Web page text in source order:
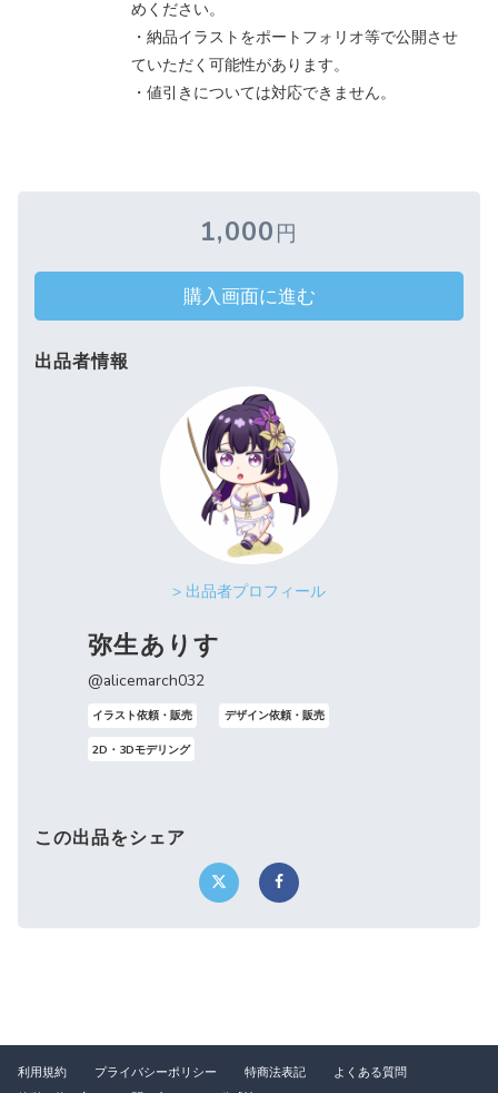
めください。
・納品イラストをポートフォリオ等で公開させ
ていただく可能性があります。
・値引きについては対応できません。
1,000円
購入画面に進む
出品者情報
> 出品者プロフィール
弥生ありす
@alicemarch032
イラスト依頼・販売 デザイン依頼・販売
2D・3Dモデリング
この出品をシェア
利用規約 プライバシーポリシー 特商法表記
よくある質問